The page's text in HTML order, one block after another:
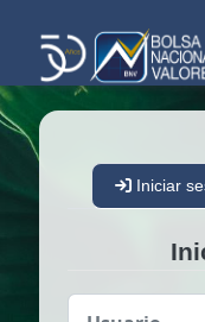
Iniciar